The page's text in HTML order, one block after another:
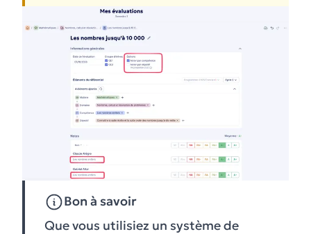
Bon à savoir
Que vous utilisiez un système de